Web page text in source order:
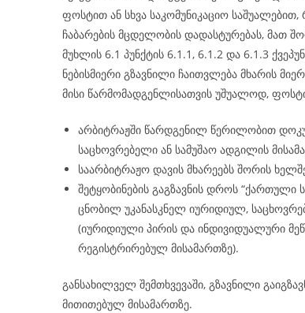
ფოსტით ან სხვა საკომუნიკაციო
ჩაბარების მცდელობის დადასტურებას, მათ
მუხლის 6.1 პუნქტის 6.1.1, 6.1.2 და 6.1.3
ნებისმიერი გზავნილი ჩაითვლება მხარის
მისი წარმომადგენლისათვის უშუალოდ,
არბიტრაჟში წარდგენილ წერილობით
საცხოვრებელი ან სამუშაო ადგილის
საარბიტრაჟო დავის მხარეებს შორის
შეტყობინების გაგზავნის დროს
ცნობილ უკანასკნელ იურიდიულ,
(იურიდიული პირის და ინდივიდუალური
რეგისტრირებულ მისამართზე).
განსახილველ შემთხვევაში, გზავნილი
მითითებულ მისამართზე.